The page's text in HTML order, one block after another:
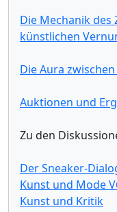
Die Mechanik des
künstlichen
Die Aura
Auktionen und
Zu den
Der Sneaker-
Kunst und Mode
Kunst und Kritik